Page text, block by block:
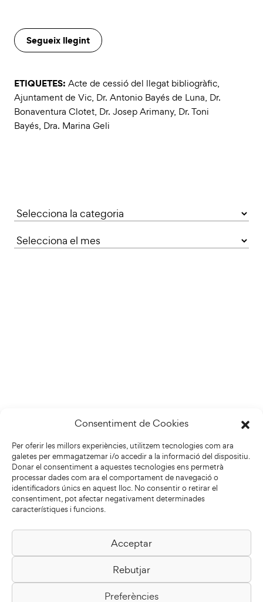
Consentiment de Cookies
Per oferir les millors experiències, utilitzem tecnologies com ara
galetes per emmagatzemar i/o accedir a la informació del dispositiu.
Donar el consentiment a aquestes tecnologies ens permetrà
processar dades com ara el comportament de navegació o
identificadors únics en aquest lloc. No consentir o retirar el
consentiment, pot afectar negativament determinades
característiques i funcions.
Acceptar
Rebutjar
Preferències
Segueix llegint
ETIQUETES: Acte de cessió del llegat bibliogràfic,
Ajuntament de Vic, Dr. Antonio Bayés de Luna, Dr.
Bonaventura Clotet, Dr. Josep Arimany, Dr. Toni
Bayés, Dra. Marina Geli
Categories
Biblioteca Pilarin Bayés
Passeig de la Generalitat, 1
08500 Vic